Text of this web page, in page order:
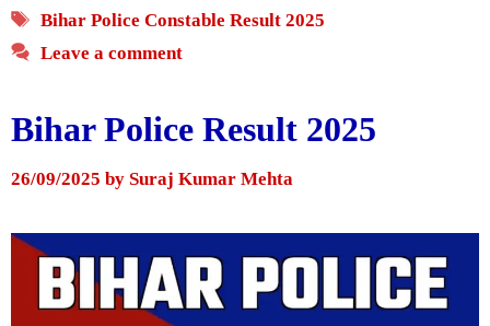
Tags
Bihar Police Constable Result 2025
Leave a comment
Bihar Police Result 2025
26/09/2025 by Suraj Kumar Mehta